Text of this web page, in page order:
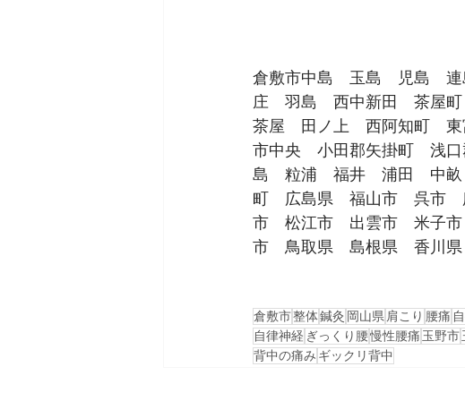
倉敷市中島　玉島　児島　
庄　羽島　西中新田　茶屋
茶屋　田ノ上　西阿知町　
市中央　小田郡矢掛町　浅
島　粒浦　福井　浦田　中
町　広島県　福山市　呉市
市　松江市　出雲市　米子
市　鳥取県　島根県　香川
倉敷市整体鍼灸 岡山県 肩こり 腰痛
自律神経 ぎっくり腰慢性腰痛 玉野市
背中の痛み ギックリ背中